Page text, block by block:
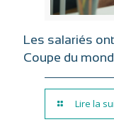
Les salariés
Coupe du
Lire la